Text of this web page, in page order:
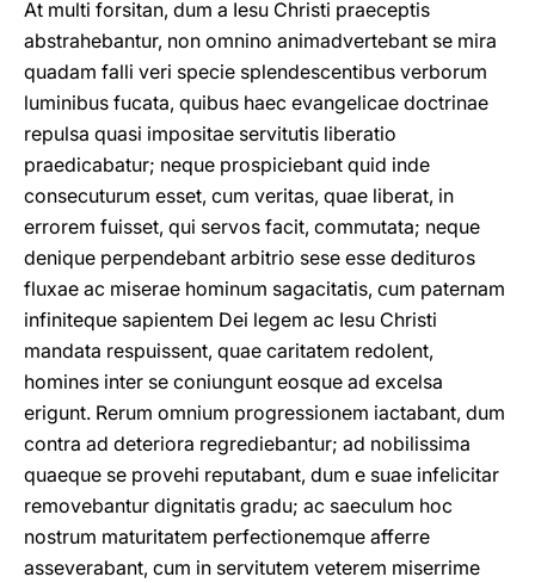
At multi forsitan, dum a Iesu Christi praeceptis
abstrahebantur, non omnino animadvertebant se mira
quadam falli veri specie splendescentibus verborum
luminibus fucata, quibus haec evangelicae doctrinae
repulsa quasi impositae servitutis liberatio
praedicabatur; neque prospiciebant quid inde
consecuturum esset, cum veritas, quae liberat, in
errorem fuisset, qui servos facit, commutata; neque
denique perpendebant arbitrio sese esse dedituros
fluxae ac miserae hominum sagacitatis, cum paternam
infiniteque sapientem Dei legem ac Iesu Christi
mandata respuissent, quae caritatem redolent,
homines inter se coniungunt eosque ad excelsa
erigunt. Rerum omnium progressionem iactabant, dum
contra ad deteriora regrediebantur; ad nobilissima
quaeque se provehi reputabant, dum e suae infelicitar
removebantur dignitatis gradu; ac saeculum hoc
nostrum maturitatem perfectionemque afferre
asseverabant, cum in servitutem veterem miserrime